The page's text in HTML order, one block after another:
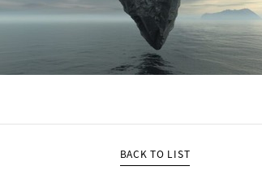
BACK TO LIST